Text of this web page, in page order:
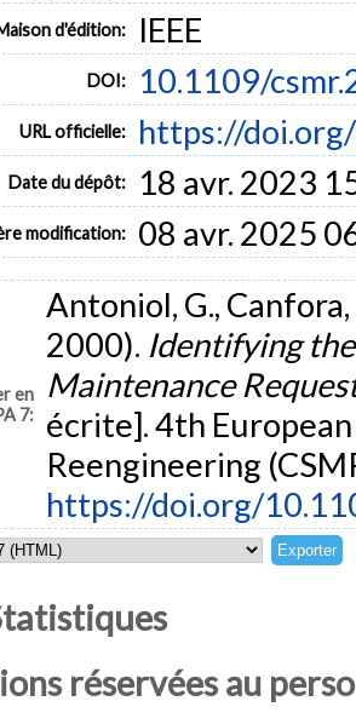
d'édition: IEEE
DOI: 10.1109/
URL officielle: https://
Date du dépôt: 18 avr. 2023
modification: 08 avr. 2025
en
7:
Antoniol, G., Canfora,
2000). Identifying
Maintenance
écrite]. 4th
Reengineering
https://doi.org/
réservées au